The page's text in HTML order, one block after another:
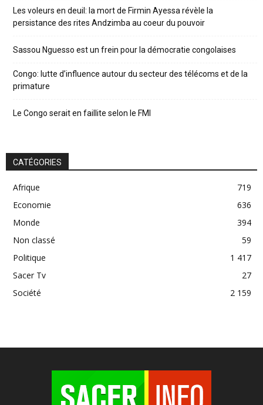
Les voleurs en deuil: la mort de Firmin Ayessa révèle la
persistance des rites Andzimba au coeur du pouvoir
Sassou Nguesso est un frein pour la démocratie congolaises
Congo: lutte d’influence autour du secteur des télécoms et de la
primature
Le Congo serait en faillite selon le FMI
CATÉGORIES
Afrique
719
Economie
636
Monde
394
Non classé
59
Politique
1 417
Sacer Tv
27
Société
2 159